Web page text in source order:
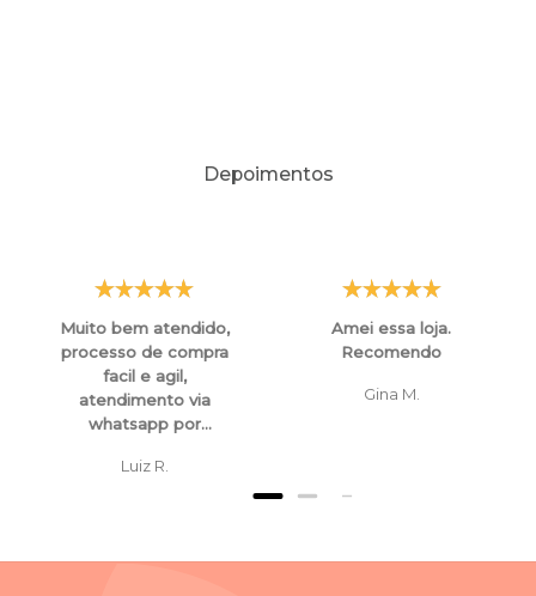
Depoimentos
Muito bem atendido,
processo de compra
facil e agil,
atendimento via
whatsapp por
atenciosos e
mesmo para
Luiz R.
Amei essa loja.
Recomendo
Gina M.